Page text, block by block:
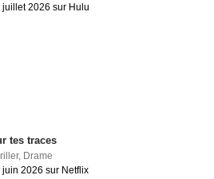
juillet 2026 sur Hulu
tes traces
, Drame
juin 2026 sur Netflix